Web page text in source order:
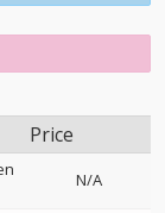
Price
N/A